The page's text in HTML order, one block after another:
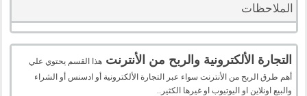
الملاحظات
التجارة الألكترونية والربح من الأنترنت هذا القسم يحتوي علي
أهم طرق الربح من الأنترنت سواء عبر التجارة الألكترونية أو ادسنس أو الشراء
والبيع اونلاين او اليوتيوب او غيرها الكثير..